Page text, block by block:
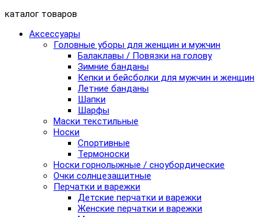
каталог товаров
Аксессуары
Головные уборы для женщин и мужчин
Балаклавы / Повязки на голову
Зимние банданы
Кепки и бейсболки для мужчин и женщин
Летние банданы
Шапки
Шарфы
Маски текстильные
Носки
Спортивные
Термоноски
Носки горнолыжные / сноубордические
Очки солнцезащитные
Перчатки и варежки
Детские перчатки и варежки
Женские перчатки и варежки